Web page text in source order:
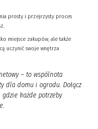
prosty i przejrzysty proces
miejsce zakupów, ale także
uczynić swoje wnętrza
– to wspólnota
dla domu i ogrodu. Dołącz
każde potrzeby